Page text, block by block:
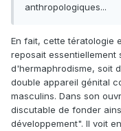
anthropologiques...
En fait, cette tératologie
reposait essentiellement
d'hermaphrodisme, soit
double appareil génital
masculins. Dans son
discutable de fonder
développement". Il voit